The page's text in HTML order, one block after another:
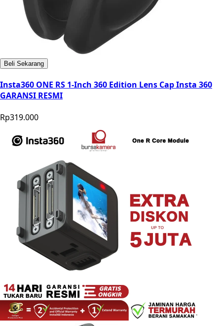
Beli Sekarang
Insta360 ONE RS 1-Inch 360 Edition Lens Cap Insta 360
GARANSI RESMI
Rp319.000